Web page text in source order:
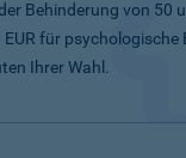
Behinderung von 50
für psychologische
Ihrer Wahl.